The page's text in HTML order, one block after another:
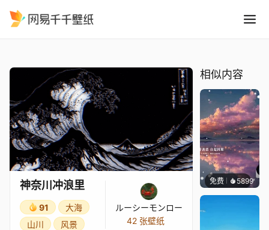
神奈川冲浪里
91
大海
山川
风景
ルーシーモンロー
42 张壁纸
相似内容
免费 5899冰茶